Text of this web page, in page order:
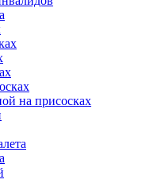
на присосках